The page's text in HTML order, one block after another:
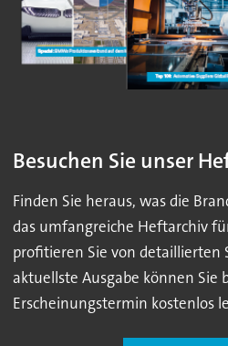
Besuchen Sie unser
Finden Sie heraus, was die
das umfangreiche Heftarchiv
profitieren Sie von detaillierten
aktuellste Ausgabe können Sie
Erscheinungstermin kostenlos